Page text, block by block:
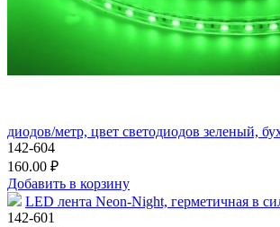
диодов/метр, цвет светодиодов зеленый,
142-604
160.00 ₽
Добавить в корзину
LED лента Neon-Night, герметичная в
142-601